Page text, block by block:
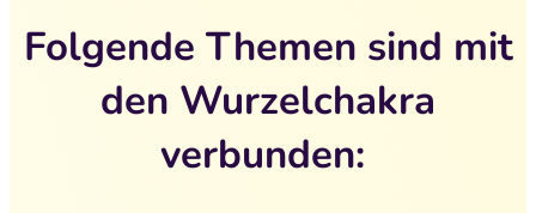
Folgende Themen sind mit
den Wurzelchakra
verbunden: